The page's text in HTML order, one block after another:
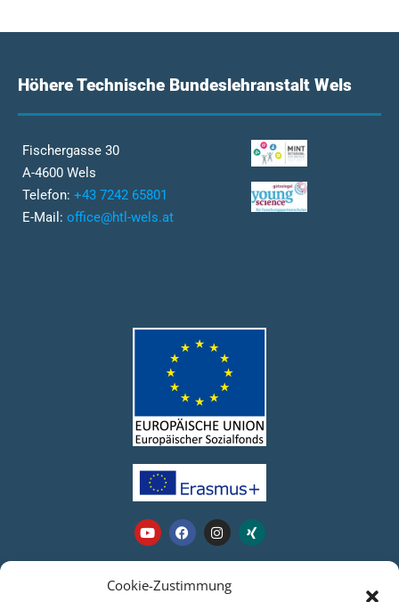
Cookie-Zustimmung
Höhere Technische Bundeslehranstalt Wels
Fischergasse 30
A-4600 Wels
Telefon: +43 7242 65801
E-Mail: office@htl-wels.at